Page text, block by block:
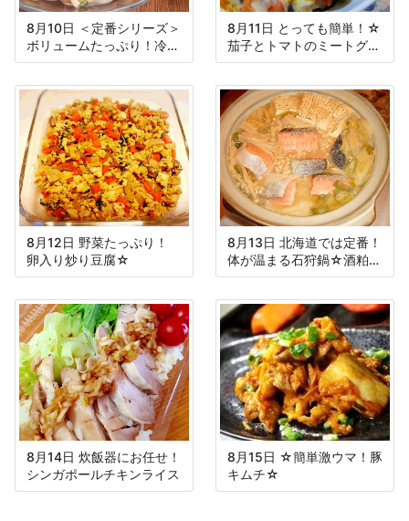
8月10日 ＜定番シリーズ＞
ボリュームたっぷり！冷し
ゃぶうどん
8月11日 とっても簡単！☆
茄子とトマトのミートグラ
タン☆
8月12日 野菜たっぷり！
卵入り炒り豆腐☆
8月13日 北海道では定番！
体が温まる石狩鍋☆酒粕入
り♪
8月14日 炊飯器にお任せ！
シンガポールチキンライス
8月15日 ☆簡単激ウマ！豚
キムチ☆